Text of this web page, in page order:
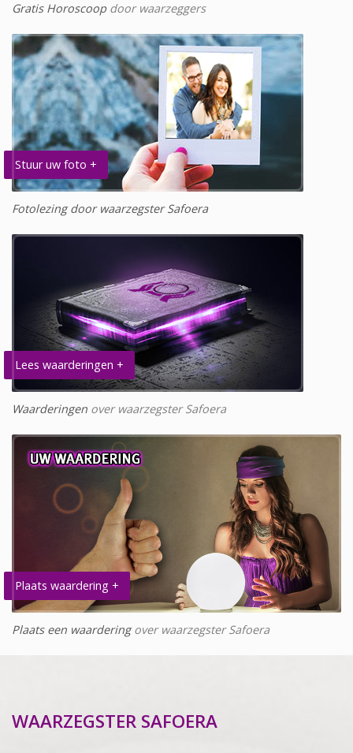
Gratis Horoscoopdoor waarzeggers
Stuur uw foto +
Fotolezing door waarzegster Safoera
Lees waarderingen +
Waarderingen over waarzegster Safoera
Plaats waardering +
Plaats een waarderingover waarzegster Safoera
WAARZEGSTER SAFOERA